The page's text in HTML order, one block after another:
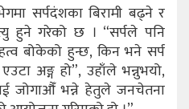
सर्पदंशका बिरामी बढ्ने र
हुने गरेको छ । “सर्पले पनि
बोकेको हुन्छ, किन भने सर्प
अङ्ग हो”, उहाँले भन्नुभयो,
जोगाऔँ भन्ने हेतुले जनचेतना